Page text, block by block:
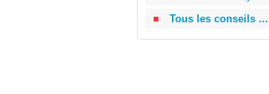
Tous les conseils ...